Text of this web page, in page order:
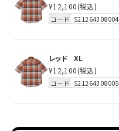
¥12,100(税込)
コード 521264308004
レッド
XL
¥12,100(税込)
コード 521264308005